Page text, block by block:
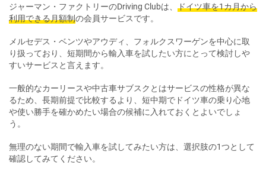
ジャーマン・ファクトリーのDriving Clubは、 ドイツ車を1カ月から
利用できる月額制の会員サービスです。
メルセデス・ベンツやアウディ、フォルクスワーゲンを中心に取
り扱っており、短期間から輸入車を試したい方にとって検討しや
すいサービスと言えます。
一般的なカーリースや中古車サブスクとはサービスの性格が異な
るため、長期前提で比較するより、短中期でドイツ車の乗り心地
や使い勝手を確かめたい場合の候補に入れておくとよいでしょ
う。
無理のない期間で輸入車を試してみたい方は、選択肢の1つとして
確認してみてください。